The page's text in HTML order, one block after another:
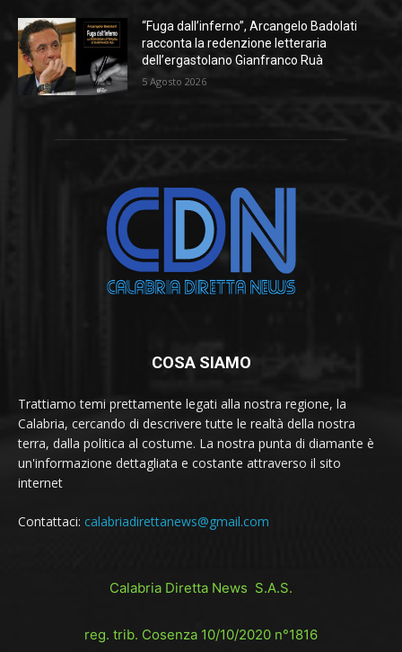
“Fuga dall’inferno”, Arcangelo Badolati
racconta la redenzione letteraria
dell’ergastolano Gianfranco Ruà
5 Agosto 2026
COSA SIAMO
Trattiamo temi prettamente legati alla nostra regione, la
Calabria, cercando di descrivere tutte le realtà della nostra
terra, dalla politica al costume. La nostra punta di diamante è
un'informazione dettagliata e costante attraverso il sito
internet
Contattaci: calabriadirettanews@gmail.com
Calabria Diretta News S.A.S.
reg. trib. Cosenza 10/10/2020 n°1816